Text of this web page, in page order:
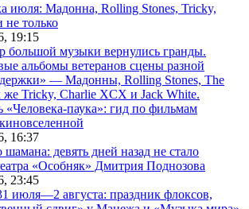
июля: Мадонна, Rolling Stones, Tricky,
только
19:15
большой музыки вернулись гранды.
альбомы ветеранов сцены разной
— Мадонны, Rolling Stones, The
же Tricky, Charlie XCX и Jack White.
«Человека-паука»: гид по фильмам
16:37
шамана: девять дней назад не стало
«Особняк» Дмитрия Поднозова
23:45
июля—2 августа: праздник флоксов,